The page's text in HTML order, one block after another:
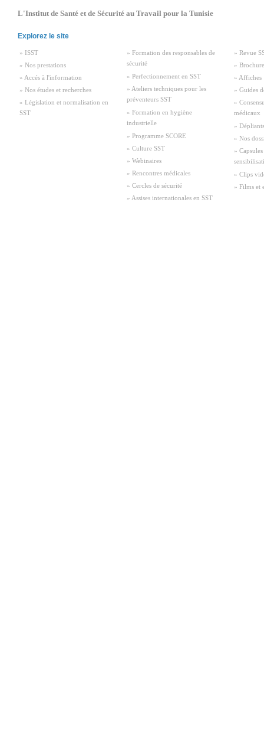
L'Institut de Santé et de Sécurité au Travail pour la Tunisie
Explorez le site
» ISST
» Nos prestations
» Accés à l'information
» Nos études et recherches
» Législation et normalisation en
SST
» Formation des responsables de
sécurité
» Perfectionnement en SST
» Ateliers techniques pour les
préventeurs SST
» Formation en hygiène
industrielle
» Programme SCORE
» Culture SST
» Webinaires
» Rencontres médicales
» Cercles de sécurité
» Assises internationales en SST
» Revue
»
» Affiches
» Guides
»
médicaux
» Dépliants
» Nos
»
» Clips
» Films et